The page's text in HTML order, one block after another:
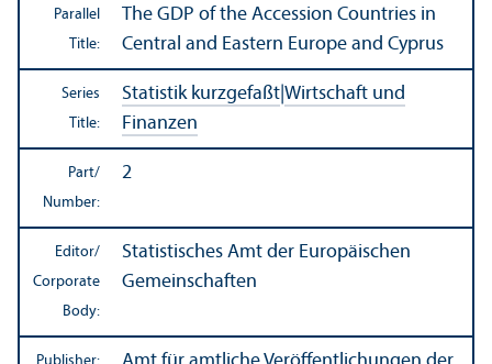
Parallel
Title:
The GDP of the Accession Countries in
Central and Eastern Europe and Cyprus
Series
Title:
Statistik kurzgefaßt Wirtschaft und
Finanzen
Part/
Number:
2
Editor/
Corporate
Body:
Statistisches Amt der Europäischen
Gemeinschaften